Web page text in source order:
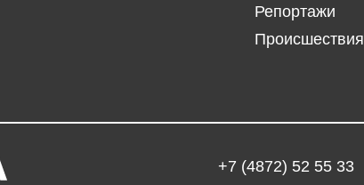
Репортажи
Происшествия
+7 (4872) 52 55 33